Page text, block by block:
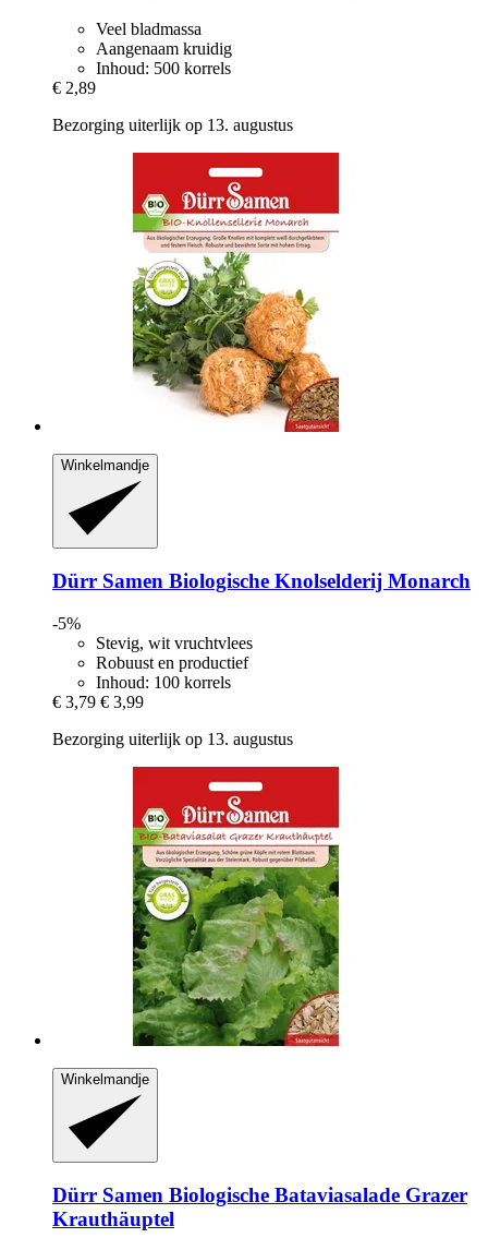
Veel bladmassa
Aangenaam kruidig
Inhoud: 500 korrels
€ 2,89
Bezorging uiterlijk op 13. augustus
Winkelmandje
Dürr Samen Biologische Knolselderij Monarch
-5%
Stevig, wit vruchtvlees
Robuust en productief
Inhoud: 100 korrels
€ 3,79 € 3,99
Bezorging uiterlijk op 13. augustus
Winkelmandje
Dürr Samen Biologische Bataviasalade Grazer
Krauthäuptel